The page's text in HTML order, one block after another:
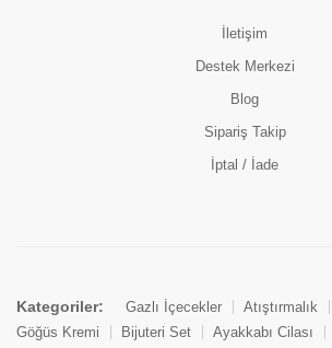
İletişim
Destek Merkezi
Blog
Sipariş Takip
İptal / İade
Kategoriler: Gazlı İçecekler Atıştırmalık
Göğüs Kremi
Bijuteri Set
Ayakkabı Cilası